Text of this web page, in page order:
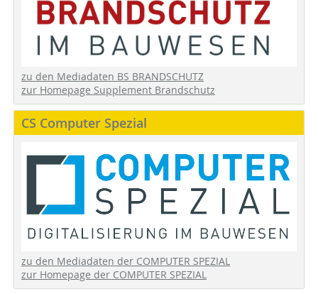
zu den Mediadaten BS BRANDSCHUTZ
zur Homepage Supplement Brandschutz
CS Computer Spezial
zu den Mediadaten der COMPUTER SPEZIAL
zur Homepage der COMPUTER SPEZIAL